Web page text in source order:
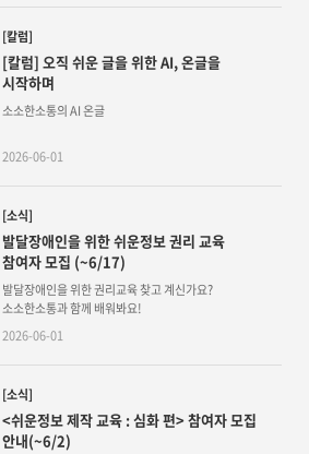
[칼럼]
[칼럼] 오직 쉬운 글을 위한 AI, 온글을
시작하며
소소한소통의 AI 온글
2026-06-01
[소식]
발달장애인을 위한 쉬운정보 권리 교육
참여자 모집 (~6/17)
발달장애인을 위한 권리교육 찾고 계신가요?
소소한소통과 함께 배워봐요!
2026-06-01
[소식]
<쉬운정보 제작 교육 : 심화 편> 참여자 모집
안내(~6/2)